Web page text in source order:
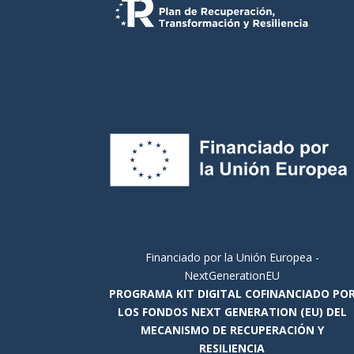
Financiado por la Unión Europea -
NextGenerationEU
PROGRAMA KIT DIGITAL COFINANCIADO
LOS FONDOS NEXT GENERATION (EU) DEL
MECANISMO DE RECUPERACIÓN Y
RESILIENCIA